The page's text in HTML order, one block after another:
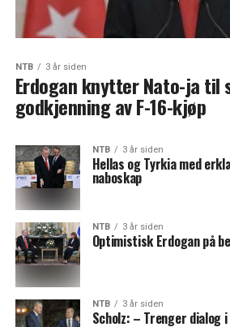
NTB 3 år siden
Erdogan knytter Nato-ja til
godkjenning av F-16-kjøp
NTB 3 år siden
Hellas og Tyrkia med
naboskap
NTB 3 år siden
Optimistisk Erdogan på
NTB 3 år siden
Scholz: – Trenger dialog